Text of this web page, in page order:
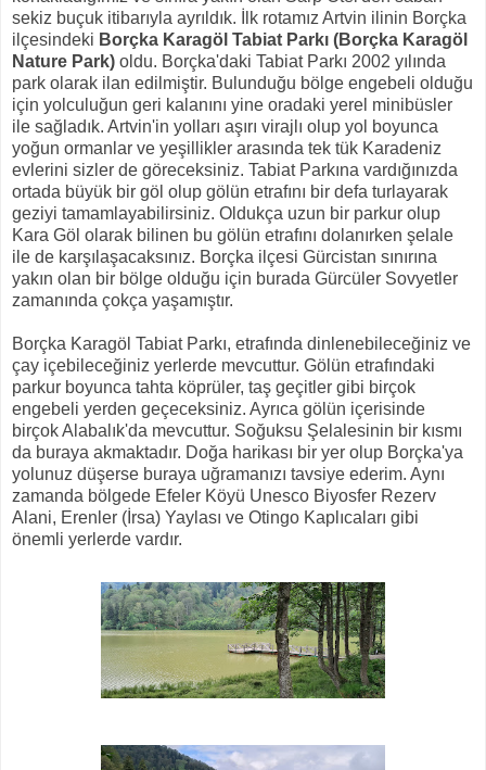
sekiz buçuk itibarıyla ayrıldık. İlk rotamız Artvin ilinin Borçka
ilçesindeki Borçka Karagöl Tabiat Parkı (Borçka Karagöl
Nature Park) oldu. Borçka'daki Tabiat Parkı 2002 yılında
park olarak ilan edilmiştir. Bulunduğu bölge engebeli olduğu
için yolculuğun geri kalanını yine oradaki yerel minibüsler
ile sağladık. Artvin'in yolları aşırı virajlı olup yol boyunca
yoğun ormanlar ve yeşillikler arasında tek tük Karadeniz
evlerini sizler de göreceksiniz. Tabiat Parkına vardığınızda
ortada büyük bir göl olup gölün etrafını bir defa turlayarak
geziyi tamamlayabilirsiniz. Oldukça uzun bir parkur olup
Kara Göl olarak bilinen bu gölün etrafını dolanırken şelale
ile de karşılaşacaksınız. Borçka ilçesi Gürcistan sınırına
yakın olan bir bölge olduğu için burada Gürcüler Sovyetler
zamanında çokça yaşamıştır.
Borçka Karagöl Tabiat Parkı, etrafında dinlenebileceğiniz ve
çay içebileceğiniz yerlerde mevcuttur. Gölün etrafındaki
parkur boyunca tahta köprüler, taş geçitler gibi birçok
engebeli yerden geçeceksiniz. Ayrıca gölün içerisinde
birçok Alabalık'da mevcuttur. Soğuksu Şelalesinin bir kısmı
da buraya akmaktadır. Doğa harikası bir yer olup Borçka'ya
yolunuz düşerse buraya uğramanızı tavsiye ederim. Aynı
zamanda bölgede Efeler Köyü Unesco Biyosfer Rezerv
Alani, Erenler (İrsa) Yaylası ve Otingo Kaplıcaları gibi
önemli yerlerde vardır.